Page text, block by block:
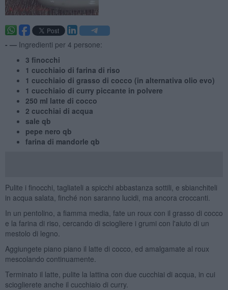
- — Ingredienti per 4 persone:
3 finocchi
1 cucchiaio di farina di riso
1 cucchiaio di grasso di cocco (in alternativa olio evo)
1 cucchiaio di curry piccante in polvere
250 ml latte di cocco
2 cucchiai di acqua
sale qb
pepe nero qb
farina di mandorle qb
Pulite i finocchi, tagliateli a spicchi abbastanza sottili, e sbianchiteli
in acqua salata, finché non saranno lucidi, ma ancora croccanti.
In un pentolino, a fiamma media, fate un roux con il grasso di cocco
e la farina di riso, cercando di sciogliere i grumi con l'aiuto di un
mestolo di legno.
Aggiungete piano piano il latte di cocco, ed amalgamate al roux
mescolando continuamente.
Terminato il latte, pulite la lattina con due cucchiai di acqua, in cui
scioglierete anche il cucchiaio di curry.